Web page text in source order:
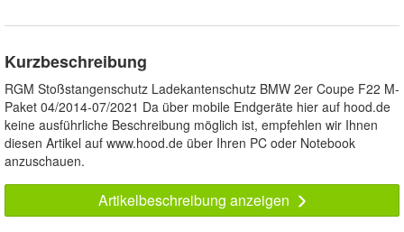
Kurzbeschreibung
RGM Stoßstangenschutz Ladekantenschutz BMW 2er Coupe F22 M-
Paket 04/2014-07/2021 Da über mobile Endgeräte hier auf hood.de
keine ausführliche Beschreibung möglich ist, empfehlen wir Ihnen
diesen Artikel auf www.hood.de über Ihren PC oder Notebook
anzuschauen.
Artikelbeschreibung anzeigen